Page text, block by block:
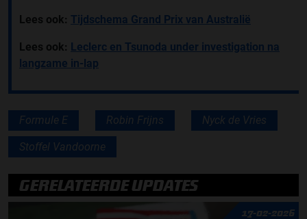
Lees ook: Tijdschema Grand Prix van Australië
Lees ook: Leclerc en Tsunoda under investigation na
langzame in-lap
Formule E Robin Frijns Nyck de Vries
Stoffel Vandoorne
GERELATEERDE UPDATES
17-02-2026